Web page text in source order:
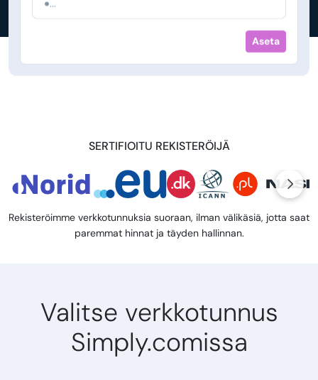
...
Aseta
SERTIFIOITU REKISTERÖIJÄ
Rekisteröimme verkkotunnuksia suoraan, ilman välikäsiä, jotta saat
paremmat hinnat ja täyden hallinnan.
Valitse verkkotunnus
Simply.comissa